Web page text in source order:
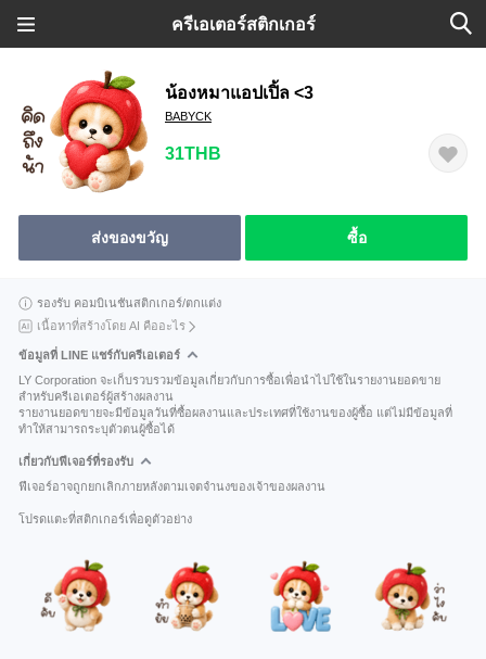
ครีเอเตอร์สติกเกอร์
น้องหมาแอปเปิ้ล <3
BABYCK
31THB
ส่งของขวัญ ซื้อ
รองรับ คอมบิเนชันสติกเกอร์/ตกแต่ง
เนื้อหาที่สร้างโดย AI คืออะไร
ข้อมูลที่ LINE แชร์กับครีเอเตอร์
LY Corporation จะเก็บรวบรวมข้อมูลเกี่ยวกับการซื้อเพื่อนำไปใช้ในรายงานยอดขาย
สำหรับครีเอเตอร์ผู้สร้างผลงาน
รายงานยอดขายจะมีข้อมูลวันที่ซื้อผลงานและประเทศที่ใช้งานของผู้ซื้อ แต่ไม่มีข้อมูลที่
ทำให้สามารถระบุตัวตนผู้ซื้อได้
เกี่ยวกับฟีเจอร์ที่รองรับ
ฟีเจอร์อาจถูกยกเลิกภายหลังตามเจตจำนงของเจ้าของผลงาน
โปรดแตะที่สติกเกอร์เพื่อดูตัวอย่าง